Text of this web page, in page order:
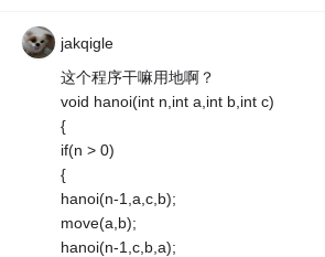
jakqigle
这个程序干嘛用地啊？
void hanoi(int n,int a,int b,int c)
{
if(n > 0)
{
hanoi(n-1,a,c,b);
move(a,b);
hanoi(n-1,c,b,a);